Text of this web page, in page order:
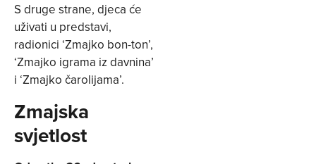
S druge strane, djeca će
uživati u predstavi,
radionici ‘Zmajko bon-ton’,
‘Zmajko igrama iz davnina’
i ‘Zmajko čarolijama’.
Zmajska
svjetlost